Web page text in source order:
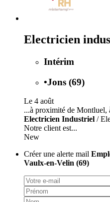
Electricien
Intérim
•Jons (69)
Le 4 août
...à proximité de Montluel,
Electricien Industriel /
Notre client est...
New
Créer une alerte mail
Vaulx-en-Velin (69)